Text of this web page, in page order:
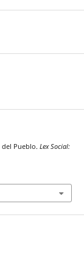
del Pueblo. Lex Social: